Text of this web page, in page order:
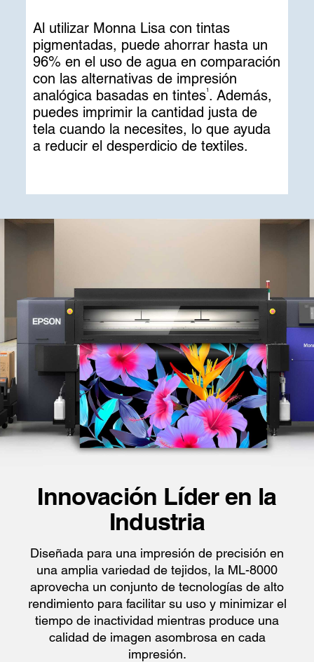
Al utilizar Monna Lisa con tintas
pigmentadas, puede ahorrar hasta un
96% en el uso de agua en comparación
con las alternativas de impresión
analógica basadas en tintes1 . Además,
puedes imprimir la cantidad justa de
tela cuando la necesites, lo que ayuda
a reducir el desperdicio de textiles.
Innovación Líder en la
Industria
Diseñada para una impresión de precisión en
una amplia variedad de tejidos, la ML-8000
aprovecha un conjunto de tecnologías de alto
rendimiento para facilitar su uso y minimizar el
tiempo de inactividad mientras produce una
calidad de imagen asombrosa en cada
impresión.